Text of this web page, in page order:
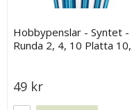
Hobbypenslar - Syntet -
Runda 2, 4, 10 Platta 10,
49 kr